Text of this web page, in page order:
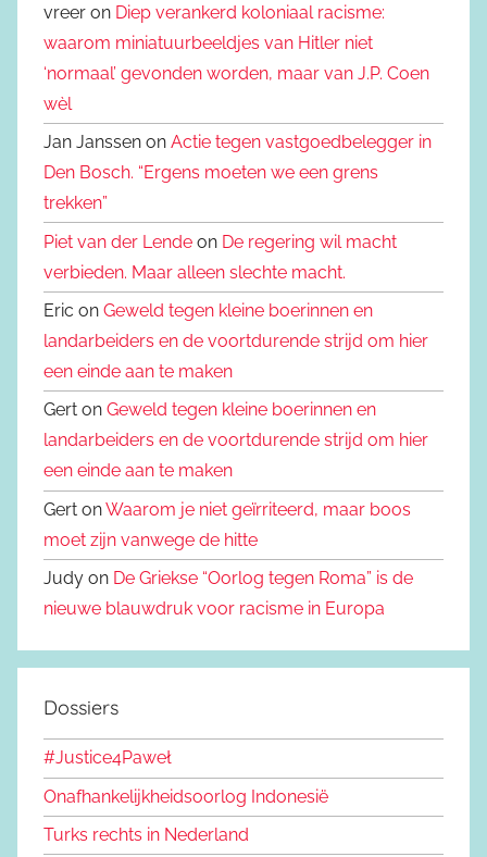
vreer on Diep verankerd koloniaal racisme:
waarom miniatuurbeeldjes van Hitler niet
‘normaal’ gevonden worden, maar van J.P. Coen
wèl
Jan Janssen on Actie tegen vastgoedbelegger in
Den Bosch. “Ergens moeten we een grens
trekken”
Piet van der Lende on De regering wil macht
verbieden. Maar alleen slechte macht.
Eric on Geweld tegen kleine boerinnen en
landarbeiders en de voortdurende strijd om hier
een einde aan te maken
Gert on Geweld tegen kleine boerinnen en
landarbeiders en de voortdurende strijd om hier
een einde aan te maken
Gert onWaarom je niet geïrriteerd, maar boos
moet zijn vanwege de hitte
Judy on De Griekse “Oorlog tegen Roma” is de
nieuwe blauwdruk voor racisme in Europa
Dossiers
#Justice4Paweł
Onafhankelijkheidsoorlog Indonesië
Turks rechts in Nederland